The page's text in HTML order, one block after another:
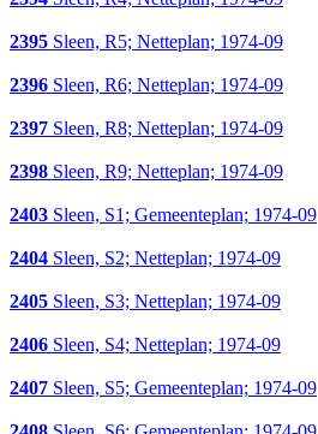
2395 Sleen, R5; Netteplan; 1974-09
2396 Sleen, R6; Netteplan; 1974-09
2397 Sleen, R8; Netteplan; 1974-09
2398 Sleen, R9; Netteplan; 1974-09
2403 Sleen, S1; Gemeenteplan; 1974-09
2404 Sleen, S2; Netteplan; 1974-09
2405 Sleen, S3; Netteplan; 1974-09
2406 Sleen, S4; Netteplan; 1974-09
2407 Sleen, S5; Gemeenteplan; 1974-09